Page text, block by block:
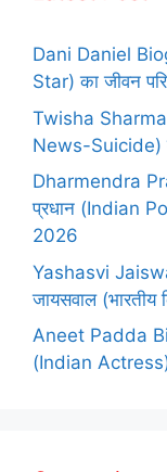
Dani Daniel
Star) का जीवन
Twisha Sharma
News-Suicide)
Dharmendra
प्रधान (Indian
2026
Yashasvi
जायसवाल
Aneet Padda
(Indian